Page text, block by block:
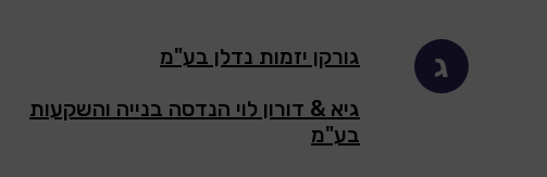
ג גורקן יזמות נדלן בע"מ
גיא & דורון לוי הנדסה בנייה והשקעות
בע"מ